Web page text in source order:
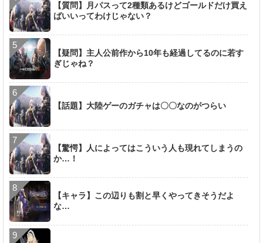
【質問】月パスって2種類あるけどゴールドだけ買え
ばいいってわけじゃない？
【疑問】主人公前作から10年も経過してるのに若す
ぎじゃね？
【話題】大陸ゲーのガチャは〇〇なのがつらい
【驚愕】人によってはこういう人も現れてしまうの
か…！
【キャラ】この辺りも割と早くやってきそうだよ
な…